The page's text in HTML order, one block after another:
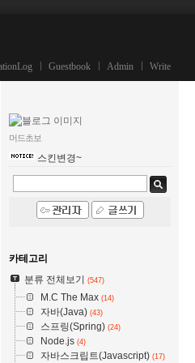
Guestbook Admin Write
머드초보
스킨변경~
카테고리
분류 전체보기 (547)
M.C The Max (14)
자바(Java) (43)
스프링(Spring) (24)
Node.js (4)
자바스크립트(Javascript) (17)